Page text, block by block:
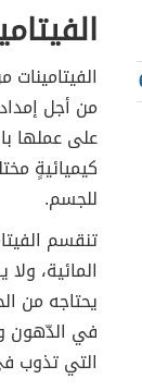
من أجل
على عملها
كيميائيةٍ
للجسم.
تنقسم
المائية،
يحتاجه من
في الدّهون
التي تذوب